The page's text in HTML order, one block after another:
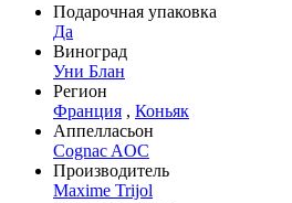
Подарочная упаковка
Да
Виноград
Уни Блан
Регион
Франция , Коньяк
Аппелласьон
Cognac AOC
Производитель
Maxime Trijol